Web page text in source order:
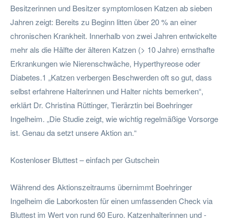
Besitzerinnen und Besitzer symptomlosen Katzen ab sieben
Jahren zeigt: Bereits zu Beginn litten über 20 % an einer
chronischen Krankheit. Innerhalb von zwei Jahren entwickelte
mehr als die Hälfte der älteren Katzen (> 10 Jahre) ernsthafte
Erkrankungen wie Nierenschwäche, Hyperthyreose oder
Diabetes.1 „Katzen verbergen Beschwerden oft so gut, dass
selbst erfahrene Halterinnen und Halter nichts bemerken“,
erklärt Dr. Christina Rüttinger, Tierärztin bei Boehringer
Ingelheim. „Die Studie zeigt, wie wichtig regelmäßige Vorsorge
ist. Genau da setzt unsere Aktion an.“
Kostenloser Bluttest – einfach per Gutschein
Während des Aktionszeitraums übernimmt Boehringer
Ingelheim die Laborkosten für einen umfassenden Check via
Bluttest im Wert von rund 60 Euro. Katzenhalterinnen und -